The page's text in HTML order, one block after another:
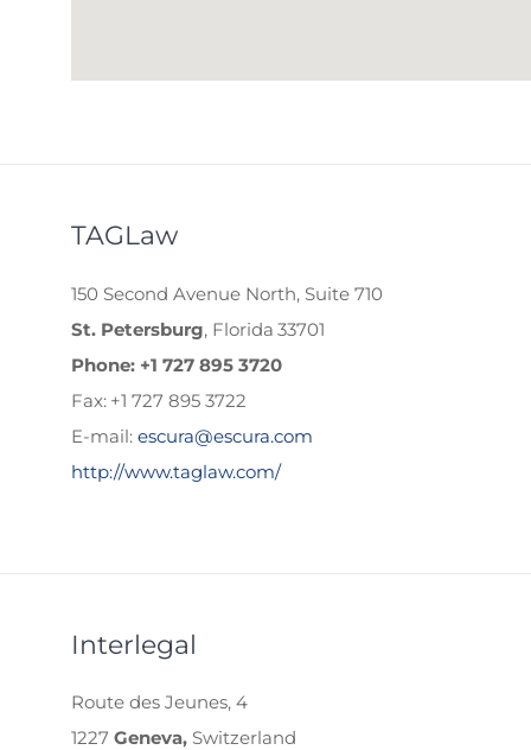
TAGLaw
150 Second Avenue North, Suite 710
St. Petersburg, Florida 33701
Phone: +1 727 895 3720
Fax: +1 727 895 3722
E-mail: escura@escura.com
http://www.taglaw.com/
Interlegal
Route des Jeunes, 4
1227 Geneva, Switzerland